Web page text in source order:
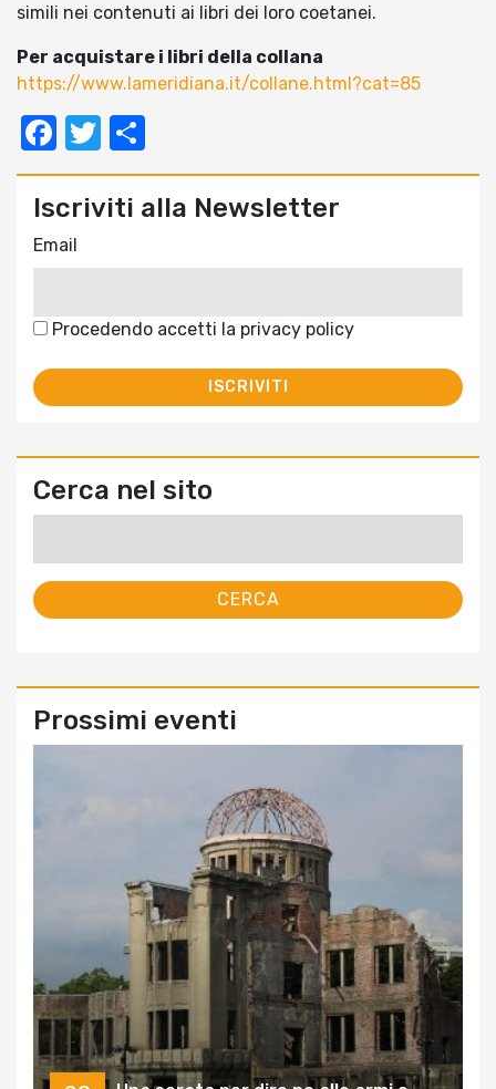
simili nei contenuti ai libri dei loro coetanei.
Per acquistare i libri della collana
https://www.lameridiana.it/collane.html?cat=85
Facebook
Twitter
Iscriviti alla Newsletter
Email
Procedendo accetti la privacy policy
Cerca nel sito
Prossimi eventi